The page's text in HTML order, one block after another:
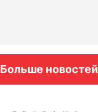
Больше новостей